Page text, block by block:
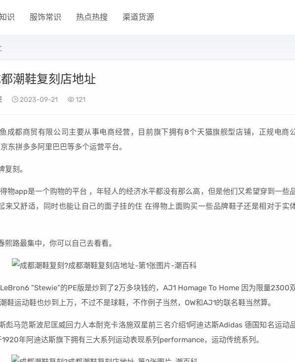
识 服饰常识 热点热搜 渠道货源
潮鞋复刻店地址
2023-09-21 121
成都商贸有限公司主要从事电商经营，目前旗下拥有8个天猫旗舰型店铺，正规电商
东拼多多阿里巴巴等多个运营平台。
刻。
物app是一个购物的平台 ，年轻人的经济水平都没有那么高，但是他们又希望穿到一些
来又舒适，同时也能让自己的面子挂的住 在得物上面购买一些品牌鞋子还是相对于实
路最集中，你可以自己去看看。
”Stewie”的PE版是炒到了2万多块钱的，AJ1 Homage To Home 因为限量2300
鞋运动鞋也炒到上万，不过不是球鞋，不作例子当然，OW和AJ1的联名鞋当然算。
彪马范斯波尼匡威回力人本耐克卡洛施双星前三名介绍1阿迪达斯Adidas 德国知名运动
年阿迪达斯旗下拥有三大系列运动表现系列performance，运动传统系列。